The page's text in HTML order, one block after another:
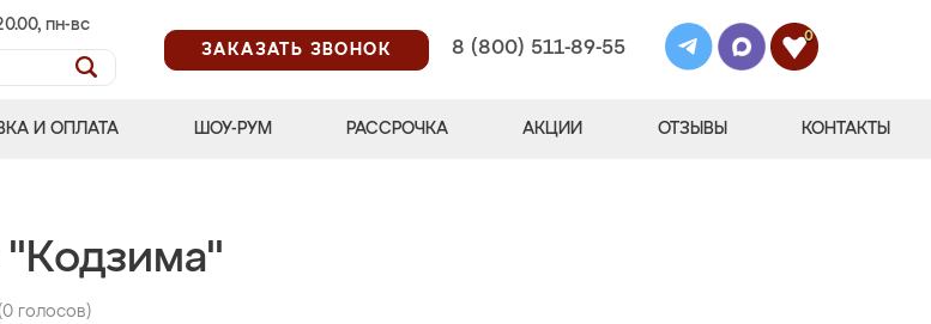
пн-вс
ЗАКАЗАТЬ ЗВОНОК
8 (800) 511-89-55
0
И ОПЛАТА ШОУ-РУМ РАССРОЧКА АКЦИИ ОТЗЫВЫ КОНТАКТЫ
0 голосов)